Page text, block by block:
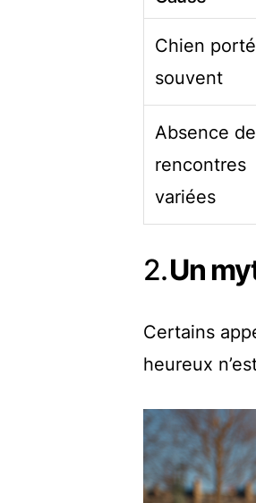
Chien
souvent
Absence de
rencontres
variées
2.Un
Certains
heureux